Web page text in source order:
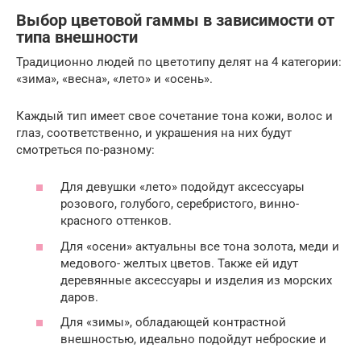
Выбор цветовой гаммы в зависимости от
типа внешности
Традиционно людей по цветотипу делят на 4 категории:
«зима», «весна», «лето» и «осень».
Каждый тип имеет свое сочетание тона кожи, волос и
глаз, соответственно, и украшения на них будут
смотреться по-разному:
Для девушки «лето» подойдут аксессуары
розового, голубого, серебристого, винно-
красного оттенков.
Для «осени» актуальны все тона золота, меди и
медового- желтых цветов. Также ей идут
деревянные аксессуары и изделия из морских
даров.
Для «зимы», обладающей контрастной
внешностью, идеально подойдут неброские и